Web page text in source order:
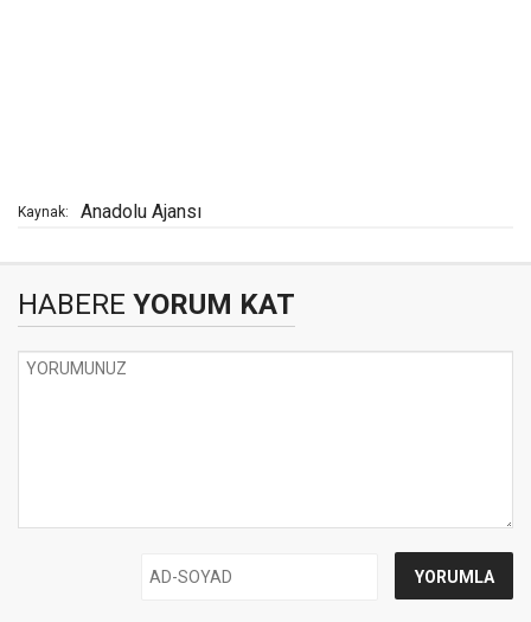
Kaynak: Anadolu Ajansı
HABERE YORUM KAT